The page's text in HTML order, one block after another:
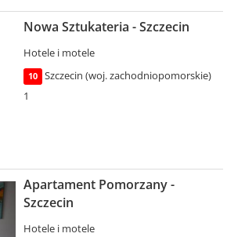
Nowa Sztukateria - Szczecin
Hotele i motele
10
Szczecin (woj. zachodniopomorskie)
1
Apartament Pomorzany -
Szczecin
Hotele i motele